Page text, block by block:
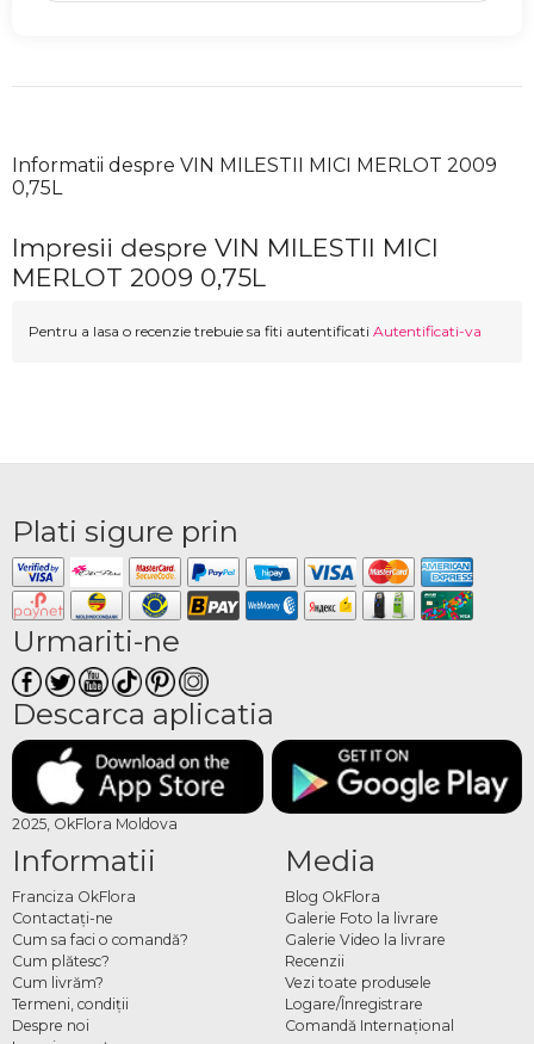
Informatii despre VIN MILESTII MICI MERLOT 2009
0,75L
Impresii despre VIN MILESTII MICI
MERLOT 2009 0,75L
Pentru a lasa o recenzie trebuie sa fiti autentificati Autentificati-va
Plati sigure prin
Urmariti-ne
Descarca aplicatia
2025, OkFlora Moldova
Informatii
Franciza OkFlora
Contactaţi-ne
Cum sa faci o comandă?
Cum plătesc?
Cum livrăm?
Termeni, condiţii
Despre noi
Media
Blog OkFlora
Galerie Foto la livrare
Galerie Video la livrare
Recenzii
Vezi toate produsele
Logare/Înregistrare
Comandă Internațional